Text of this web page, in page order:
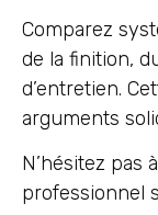
Comparez
de la finition,
d’entretien.
arguments
N’hésitez pas
professionnel